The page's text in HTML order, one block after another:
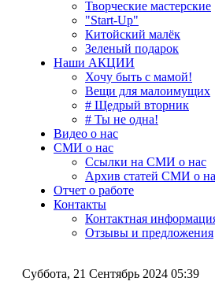
Творческие мастерские
"Start-Up"
Китойский малёк
Зеленый подарок
Наши АКЦИИ
Хочу быть с мамой!
Вещи для малоимущих
# Щедрый вторник
# Ты не одна!
Видео о нас
СМИ о нас
Ссылки на СМИ о нас
Архив статей СМИ о
Отчет о работе
Контакты
Контактная
Отзывы и предложения
Суббота, 21 Сентябрь 2024 05:39